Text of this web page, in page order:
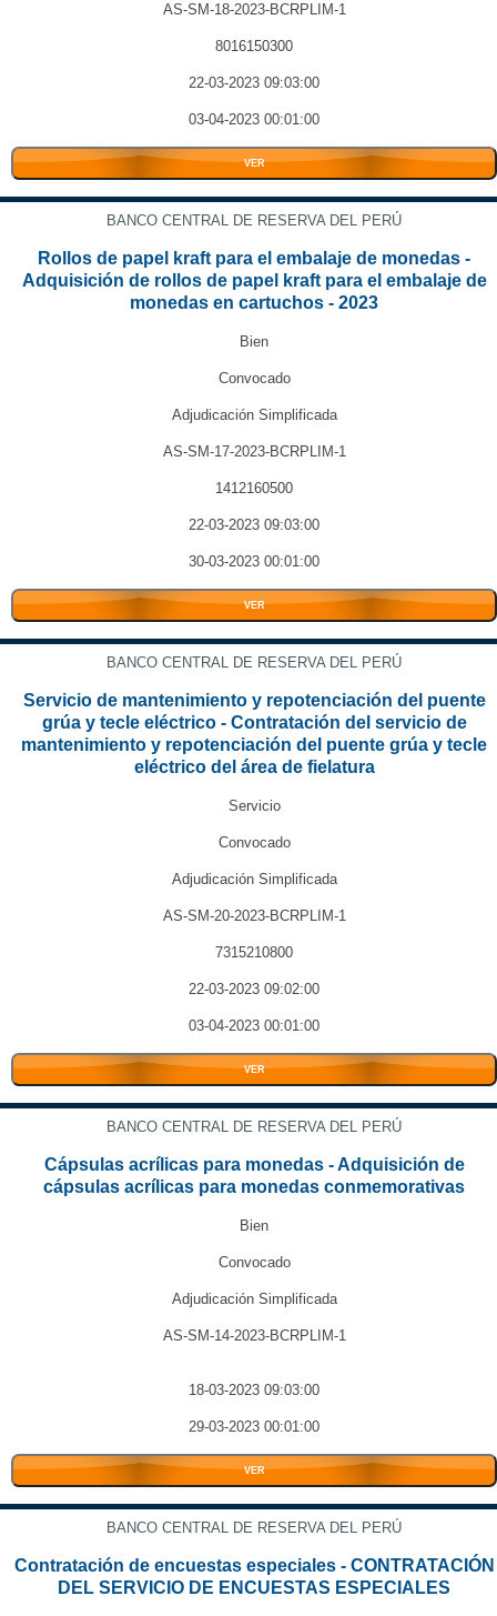
AS-SM-18-2023-BCRPLIM-1
8016150300
22-03-2023 09:03:00
03-04-2023 00:01:00
VER
BANCO CENTRAL DE RESERVA DEL PERÚ
Rollos de papel kraft para el embalaje de monedas -
Adquisición de rollos de papel kraft para el embalaje de
monedas en cartuchos - 2023
Bien
Convocado
Adjudicación Simplificada
AS-SM-17-2023-BCRPLIM-1
1412160500
22-03-2023 09:03:00
30-03-2023 00:01:00
VER
BANCO CENTRAL DE RESERVA DEL PERÚ
Servicio de mantenimiento y repotenciación del puente
grúa y tecle eléctrico - Contratación del servicio de
mantenimiento y repotenciación del puente grúa y tecle
eléctrico del área de fielatura
Servicio
Convocado
Adjudicación Simplificada
AS-SM-20-2023-BCRPLIM-1
7315210800
22-03-2023 09:02:00
03-04-2023 00:01:00
VER
BANCO CENTRAL DE RESERVA DEL PERÚ
Cápsulas acrílicas para monedas - Adquisición de
cápsulas acrílicas para monedas conmemorativas
Bien
Convocado
Adjudicación Simplificada
AS-SM-14-2023-BCRPLIM-1
18-03-2023 09:03:00
29-03-2023 00:01:00
VER
BANCO CENTRAL DE RESERVA DEL PERÚ
Contratación de encuestas especiales - CONTRATACIÓN
DEL SERVICIO DE ENCUESTAS ESPECIALES